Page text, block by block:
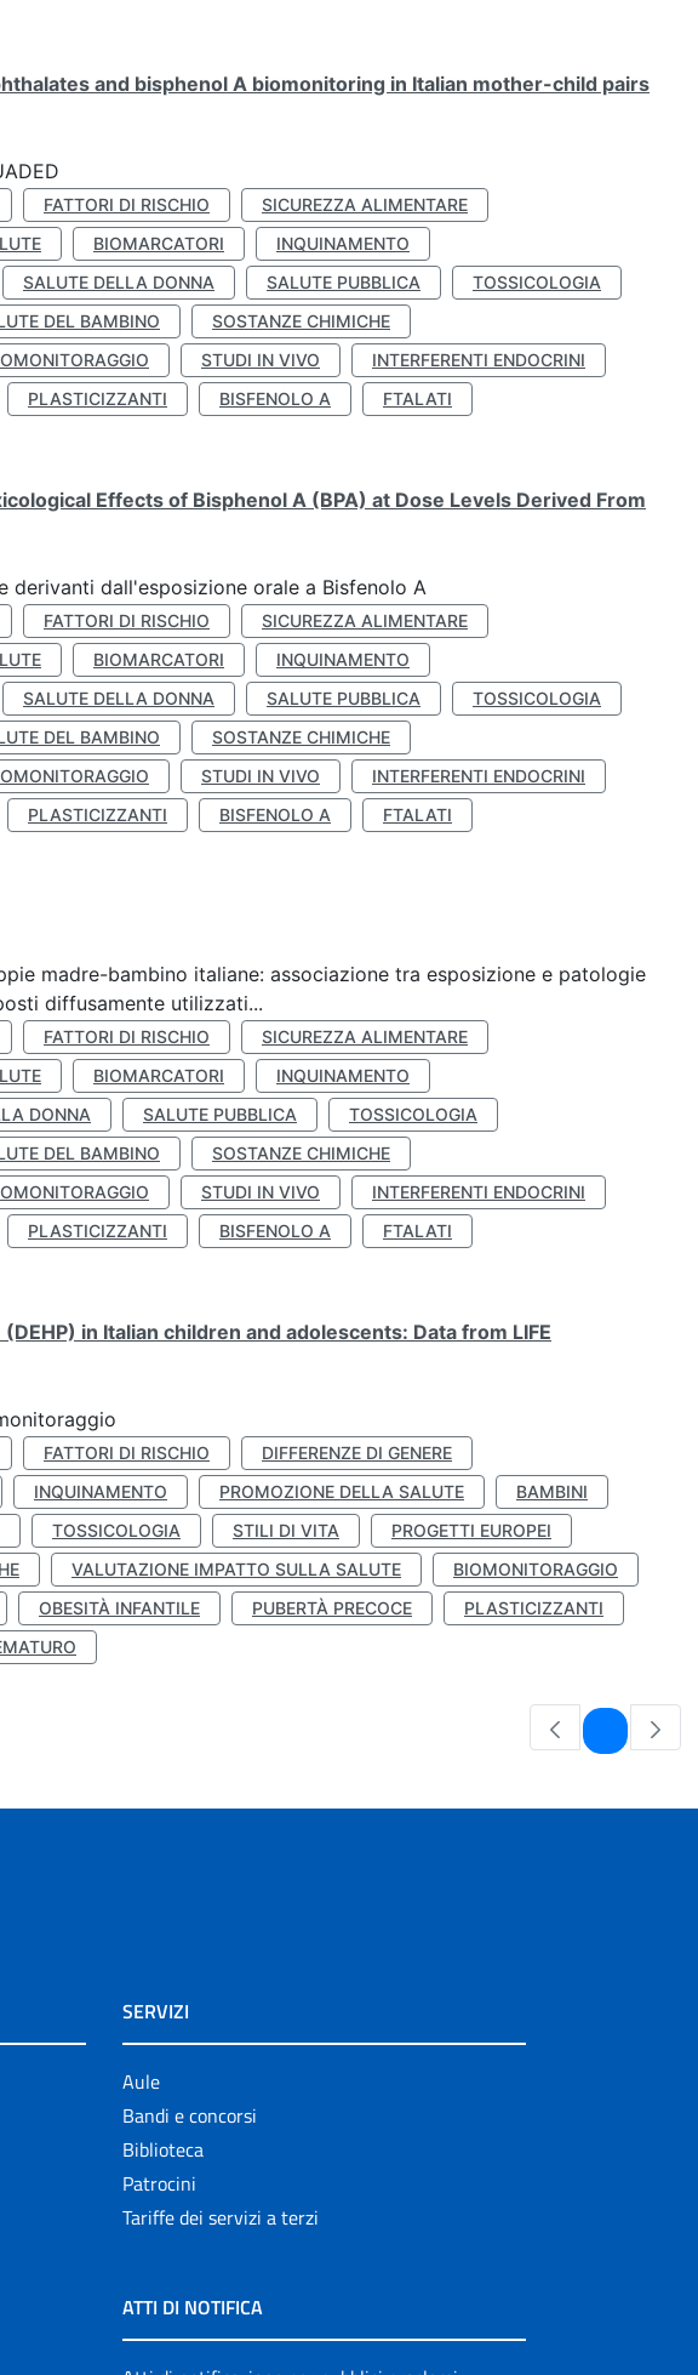
and bisphenol A biomonitoring in Italian mother-child pairs
FATTORI DI RISCHIO
SICUREZZA ALIMENTARE
BIOMARCATORI
INQUINAMENTO
SALUTE DELLA DONNA SALUTE PUBBLICA
TOSSICOLOGIA
DEL BAMBINO
SOSTANZE CHIMICHE
STUDI IN VIVO
INTERFERENTI ENDOCRINI
PLASTICIZZANTI BISFENOLO A
FTALATI
Effects of Bisphenol A (BPA) at Dose Levels Derived From
derivanti dall'esposizione orale a Bisfenolo A
FATTORI DI RISCHIO
SICUREZZA ALIMENTARE
BIOMARCATORI
INQUINAMENTO
SALUTE DELLA DONNA SALUTE PUBBLICA
TOSSICOLOGIA
DEL BAMBINO
SOSTANZE CHIMICHE
STUDI IN VIVO
INTERFERENTI ENDOCRINI
PLASTICIZZANTI BISFENOLO A
FTALATI
madre-bambino italiane: associazione tra esposizione e patologie
diffusamente utilizzati...
FATTORI DI RISCHIO
SICUREZZA ALIMENTARE
BIOMARCATORI
INQUINAMENTO
DONNA SALUTE PUBBLICA
TOSSICOLOGIA
DEL BAMBINO
SOSTANZE CHIMICHE
STUDI IN VIVO
INTERFERENTI ENDOCRINI
PLASTICIZZANTI BISFENOLO A
FTALATI
in Italian children and adolescents: Data from LIFE
FATTORI DI RISCHIO
DIFFERENZE DI GENERE
INQUINAMENTO PROMOZIONE DELLA SALUTE
BAMBINI
TOSSICOLOGIA STILI DI VITA
PROGETTI EUROPEI
VALUTAZIONE IMPATTO SULLA SALUTE
BIOMONITORAGGIO
OBESITÀ INFANTILE PUBERTÀ PRECOCE
PLASTICIZZANTI
Pagina
SERVIZI
Aule
Bandi e concorsi
Biblioteca
Patrocini
Tariffe dei servizi a terzi
ATTI DI NOTIFICA